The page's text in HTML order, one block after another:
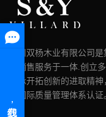
湖州双杨木业有限公司
和销售服务于一体.创立
秉承开拓创新的进取精
了国际质量管理体系认证